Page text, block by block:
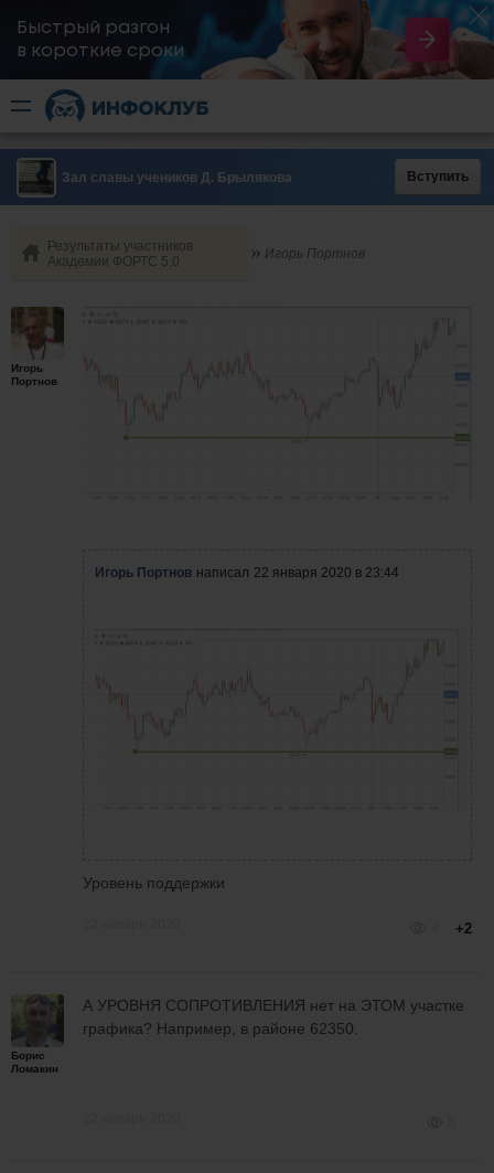
Быстрый разгон
​в короткие сроки
Зал славы учеников Д. Брылякова Вступить
Результаты участников
Академии ФОРТС 5.0
Игорь Портнов
Игорь
Портнов
Игорь Портнов написал 22 января 2020 в 23:44
Уровень поддержки
+2
Борис
Ломакин
А УРОВНЯ СОПРОТИВЛЕНИЯ нет на ЭТОМ участке
графика? Например, в районе 62350.